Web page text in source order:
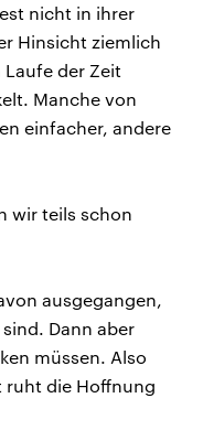
nicht in ihrer
Hinsicht ziemlich
der Zeit
Manche von
einfacher, andere
wir teils schon
ausgegangen,
Dann aber
müssen. Also
ruht die Hoffnung